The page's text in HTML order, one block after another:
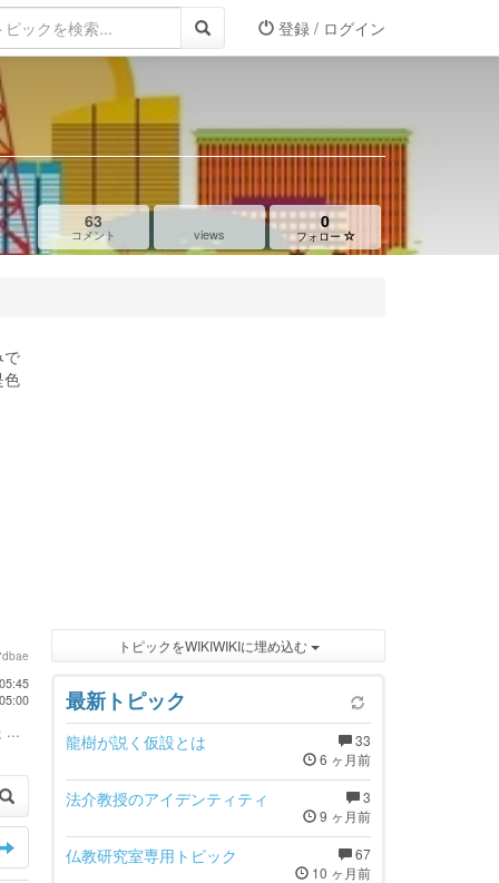
登録 / ログイン
63
コメント views
0
フォロー
で
色
...
トピックをWIKIWIKIに埋め込む
最新トピック
33
6 ヶ月前
龍樹が説く仮設とは
3
9 ヶ月前
法介教授のアイデンティティ
67
10 ヶ月前
仏教研究室専用トピック